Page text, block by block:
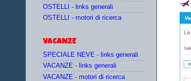
OSTELLI - links generali
OSTELLI - motori di ricerca
VACANZE
SPECIALE NEVE - links generali
VACANZE - links generali
VACANZE - motori di ricerca